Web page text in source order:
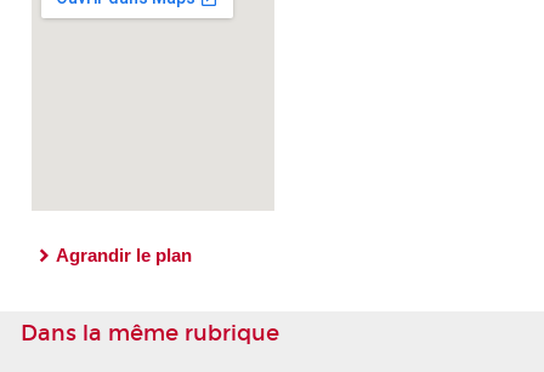
Agrandir le plan
Dans la même rubrique